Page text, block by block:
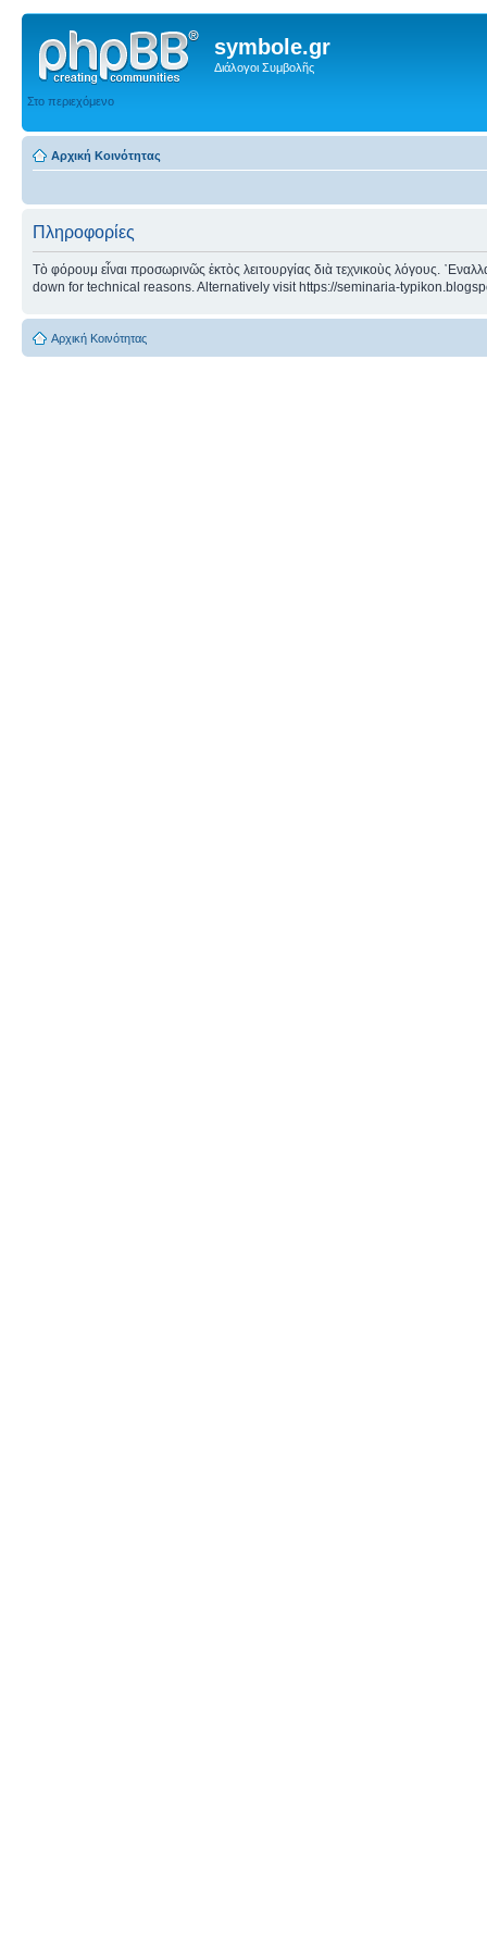
symbole.gr
Διάλογοι Συμβολῆς
Στο περιεχόμενο
Αρχική Κοινότητας
Πληροφορίες
Τὸ φόρουμ εἶναι προσωρινῶς ἐκτὸς λειτουργίας διὰ τεχνικοὺς λόγους.
down for technical reasons. Alternatively visit https://seminaria-
Αρχική Κοινότητας